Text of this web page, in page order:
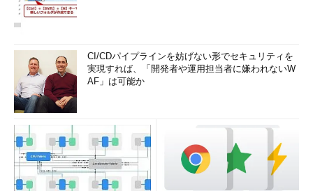
CI/CDパイプラインを妨げない形でセキュリティを
実現すれば、「開発者や運用担当者に嫌われないW
AF」は可能か